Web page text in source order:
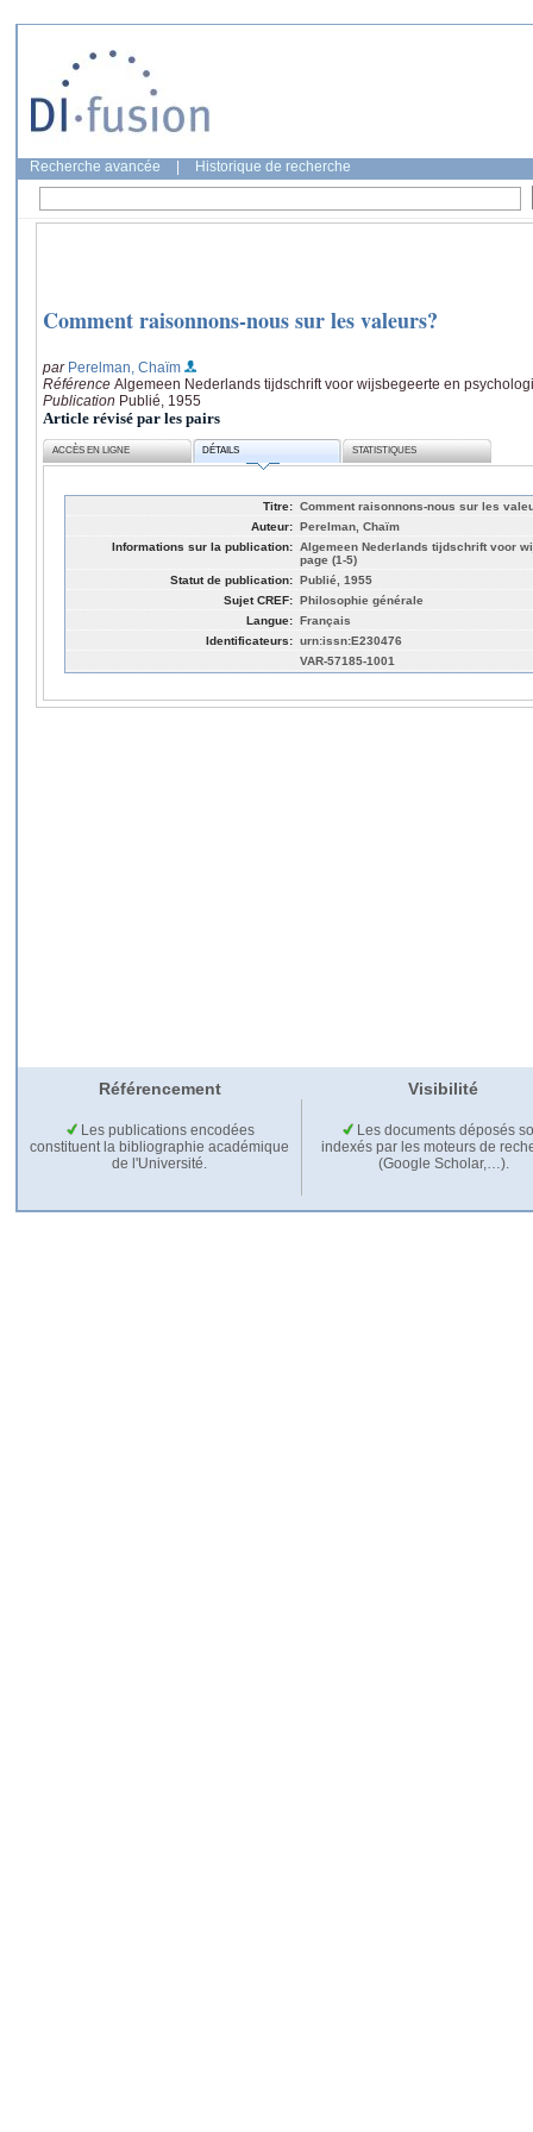
Recherche avancée Historique de recherche
Comment raisonnons-nous sur les valeurs?
par Perelman, Chaïm
Référence Algemeen Nederlands tijdschrift voor wijsbegeerte en
Publication Publié, 1955
Article révisé par les pairs
ACCÈS EN LIGNE DÉTAILS STATISTIQUES
Titre: Comment raisonnons-nous sur les
Auteur: Perelman, Chaïm
Informations sur la publication: Algemeen Nederlands tijdschrift voor
page (1-5)
Statut de publication: Publié, 1955
Sujet CREF: Philosophie générale
Langue: Français
Identificateurs: urn:issn:E230476
VAR-57185-1001
Référencement Visibilité
Les publications encodées
constituent la bibliographie académique
de l'Université.
Les documents déposés
indexés par les moteurs de
(Google Scholar,…).